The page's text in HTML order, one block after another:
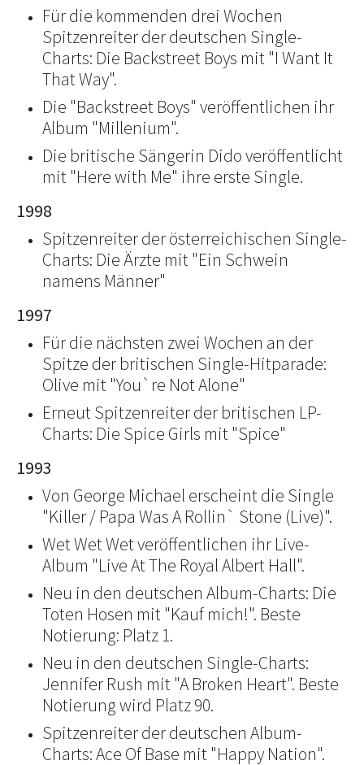
Für die kommenden drei Wochen
Spitzenreiter der deutschen Single-
Charts: Die Backstreet Boys mit "I Want It
That Way".
Die "Backstreet Boys" veröffentlichen ihr
Album "Millenium".
Die britische Sängerin Dido veröffentlicht
mit "Here with Me" ihre erste Single.
1998
Spitzenreiter der österreichischen Single-
Charts: Die Ärzte mit "Ein Schwein
namens Männer"
1997
Für die nächsten zwei Wochen an der
Spitze der britischen Single-Hitparade:
Olive mit "You`re Not Alone"
Erneut Spitzenreiter der britischen LP-
Charts: Die Spice Girls mit "Spice"
1993
Von George Michael erscheint die Single
"Killer / Papa Was A Rollin` Stone (Live)".
Wet Wet Wet veröffentlichen ihr Live-
Album "Live At The Royal Albert Hall".
Neu in den deutschen Album-Charts: Die
Toten Hosen mit "Kauf mich!". Beste
Notierung: Platz 1.
Neu in den deutschen Single-Charts:
Jennifer Rush mit "A Broken Heart". Beste
Notierung wird Platz 90.
Spitzenreiter der deutschen Album-
Charts: Ace Of Base mit "Happy Nation".